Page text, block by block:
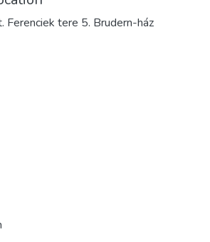
Ferenciek tere 5. Brudern-ház